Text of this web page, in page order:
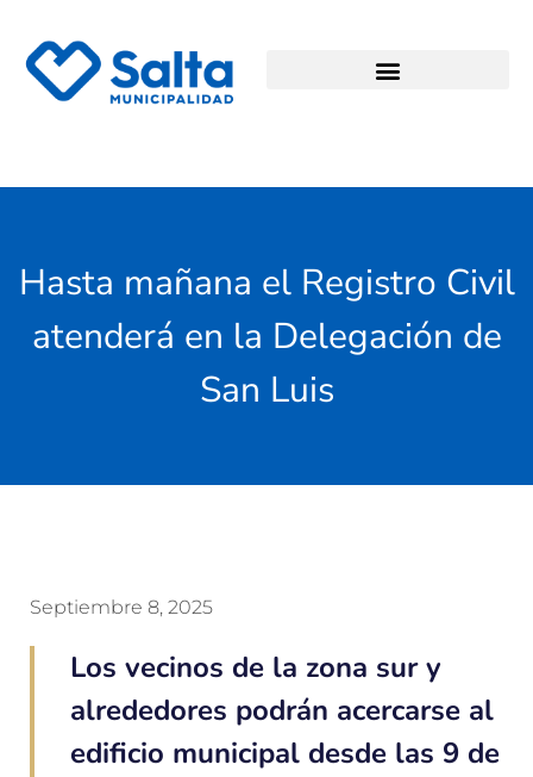
Hasta mañana el Registro Civil
atenderá en la Delegación de
San Luis
Septiembre 8, 2025
Los vecinos de la zona sur y
alrededores podrán acercarse al
edificio municipal desde las 9 de